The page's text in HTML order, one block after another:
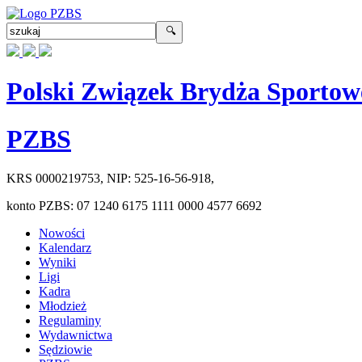
Polski Związek Brydża
PZBS
KRS 0000219753, NIP: 525-16-56-918,
konto PZBS: 07 1240 6175 1111 0000 4577 6692
Nowości
Kalendarz
Wyniki
Ligi
Kadra
Młodzież
Regulaminy
Wydawnictwa
Sędziowie